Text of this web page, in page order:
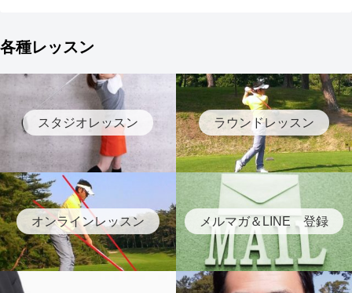
各種レッスン
スタジオレッスン ラウンドレッスン
オンラインレッスン メルマガ＆LINE 登録